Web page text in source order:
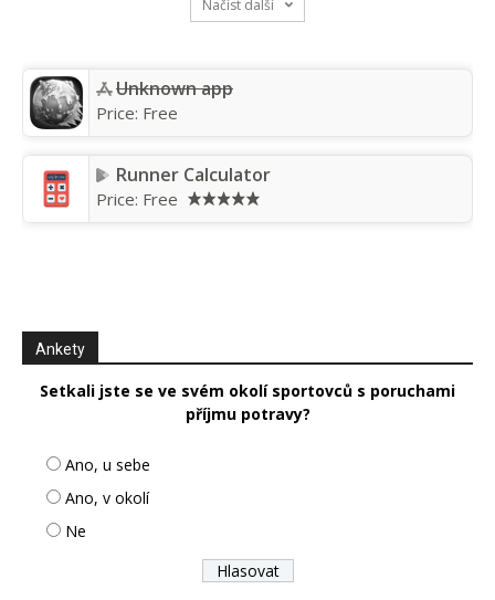
Načíst další
Unknown app
Price: Free
Runner Calculator
Price: Free
Ankety
Setkali jste se ve svém okolí sportovců s poruchami
příjmu potravy?
Ano, u sebe
Ano, v okolí
Ne